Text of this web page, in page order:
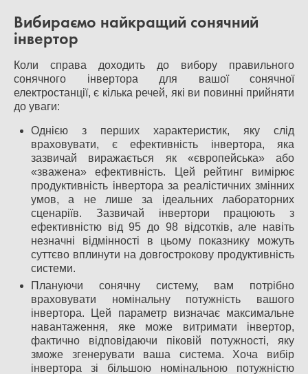
Вибираємо найкращий сонячний
інвертор
Коли справа доходить до вибору правильного
сонячного інвертора для вашої сонячної
електростанції, є кілька речей, які ви повинні прийняти
до уваги:
Однією з перших характеристик, яку слід
враховувати, є ефективність інвертора, яка
зазвичай виражається як «європейська» або
«зважена» ефективність. Цей рейтинг вимірює
продуктивність інвертора за реалістичних змінних
умов, а не лише за ідеальних лабораторних
сценаріїв. Зазвичай інвертори працюють з
ефективністю від 95 до 98 відсотків, але навіть
незначні відмінності в цьому показнику можуть
суттєво вплинути на довгострокову продуктивність
системи.
Плануючи сонячну систему, вам потрібно
враховувати номінальну потужність вашого
інвертора. Цей параметр визначає максимальне
навантаження, яке може витримати інвертор,
фактично відповідаючи піковій потужності, яку
зможе згенерувати ваша система. Хоча вибір
інвертора зі більшою номінальною потужністю